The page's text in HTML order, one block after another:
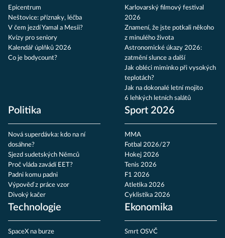
Epicentrum
Neštovice: příznaky, léčba
V čem jezdí Yamal a Mesii?
Kvízy pro seniory
Kalendář úplňků 2026
Co je bodycount?
Karlovarský filmový festival
2026
Znamení, že jste potkali někoho
z minulého života
Astronomické úkazy 2026:
zatmění slunce a další
Jak obléci miminko při vysokých
teplotách?
Jak na dokonalé letní mojito
6 lehkých letních salátů
Politika
Nová superdávka: kdo na ní
dosáhne?
Sjezd sudetských Němců
Proč vláda zavádí EET?
Padni komu padni
Výpověď z práce vzor
Divoký kačer
Sport 2026
MMA
Fotbal 2026/27
Hokej 2026
Tenis 2026
F1 2026
Atletika 2026
Cyklistika 2026
Technologie
SpaceX na burze
Ekonomika
Smrt OSVČ